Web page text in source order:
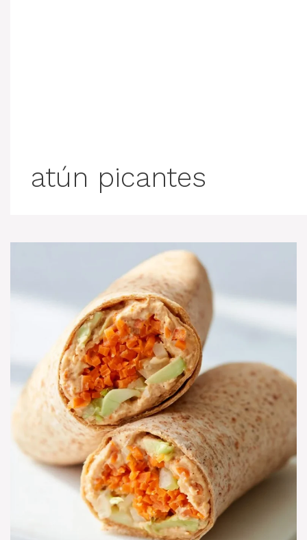
atún picantes